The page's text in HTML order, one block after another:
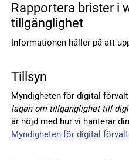
Rapportera brister i
tillgänglighet
Informationen håller på att
Tillsyn
Myndigheten för digital
lagen om tillgänglighet till
är nöjd med hur vi hanterar
Myndigheten för digital